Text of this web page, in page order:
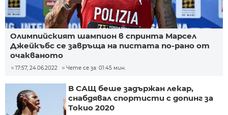
Олимпийският шампион в спринта Марсел
Джейкъбс се завръща на пистата по-рано от
очакваното
17:57, 24.06.2022 Чете се за: 01:45 мин.
В САЩ беше задържан лекар,
снабдявал спортисти с допинг за
Токио 2020